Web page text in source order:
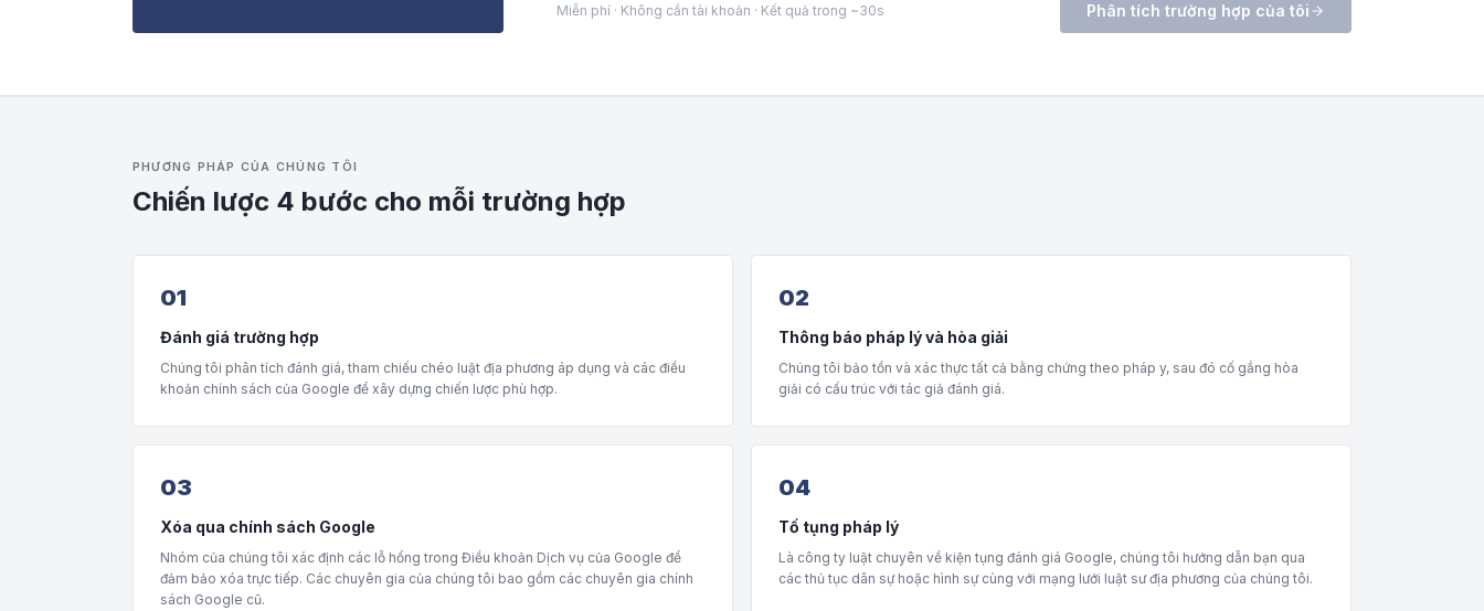
Miễn phí · Không cần tài khoản · Kết quả trong ~30s Phân tích trường hợp của tôi
PHƯƠNG PHÁP CỦA CHÚNG TÔI
Chiến lược 4 bước cho mỗi trường hợp
01
Đánh giá trường hợp
Chúng tôi phân tích đánh giá, tham chiếu chéo luật địa phương áp dụng và các điều
khoản chính sách của Google để xây dựng chiến lược phù hợp.
02
Thông báo pháp lý và hòa giải
Chúng tôi bảo tồn và xác thực tất cả bằng chứng theo pháp y, sau đó cố gắng hòa
giải có cấu trúc với tác giả đánh giá.
03
Xóa qua chính sách Google
Nhóm của chúng tôi xác định các lỗ hổng trong Điều khoản Dịch vụ của Google để
đảm bảo xóa trực tiếp. Các chuyên gia của chúng tôi bao gồm các chuyên gia chính
sách Google cũ.
04
Tố tụng pháp lý
Là công ty luật chuyên về kiện tụng đánh giá Google, chúng tôi hướng dẫn bạn qua
các thủ tục dân sự hoặc hình sự cùng với mạng lưới luật sư địa phương của chúng tôi.